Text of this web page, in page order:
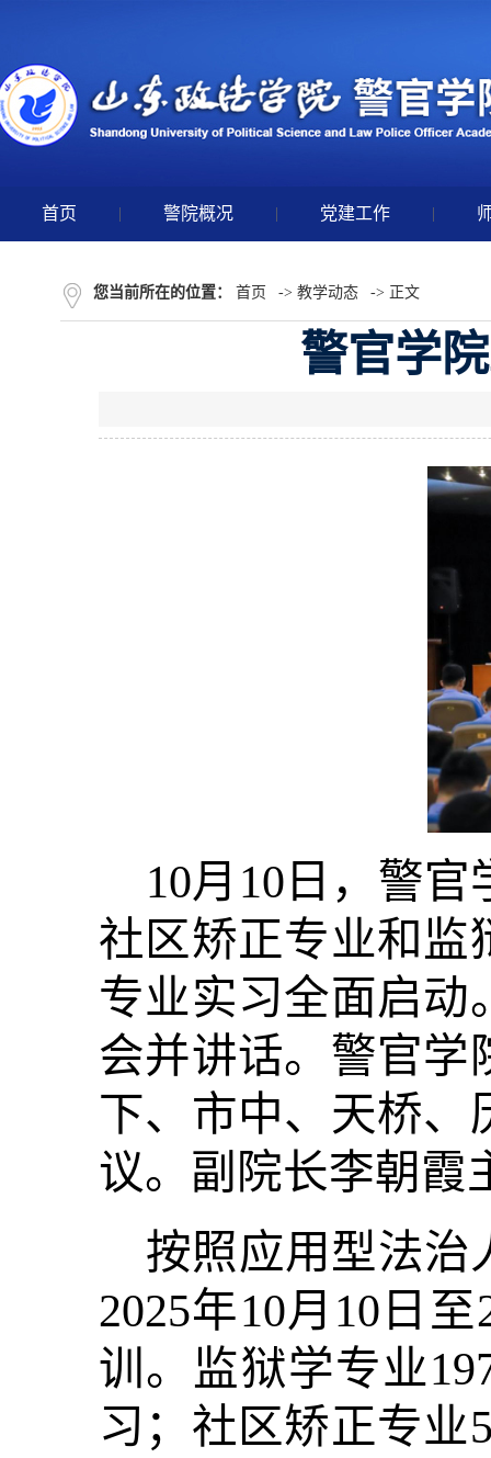
首页 | 警院概况 | 党建工作 |
您当前所在的位置： 首页 -> 教学动态 -> 正文
警官学
10月10日，警
社区矫正专业和监
专业实习全面启动
会并讲话。警官学
下、市中、天桥、
议。副院长李朝霞
按照应用型法治
2025年10月10日
训。监狱学专业
习；社区矫正专业